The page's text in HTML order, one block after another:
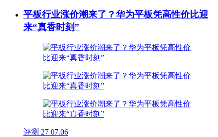
平板行业涨价潮来了？华为平板凭高性价比迎
来“真香时刻”
评测 27 07.06